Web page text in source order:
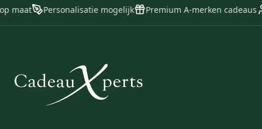
maat Personalisatie mogelijk Premium A-merken cadeaus